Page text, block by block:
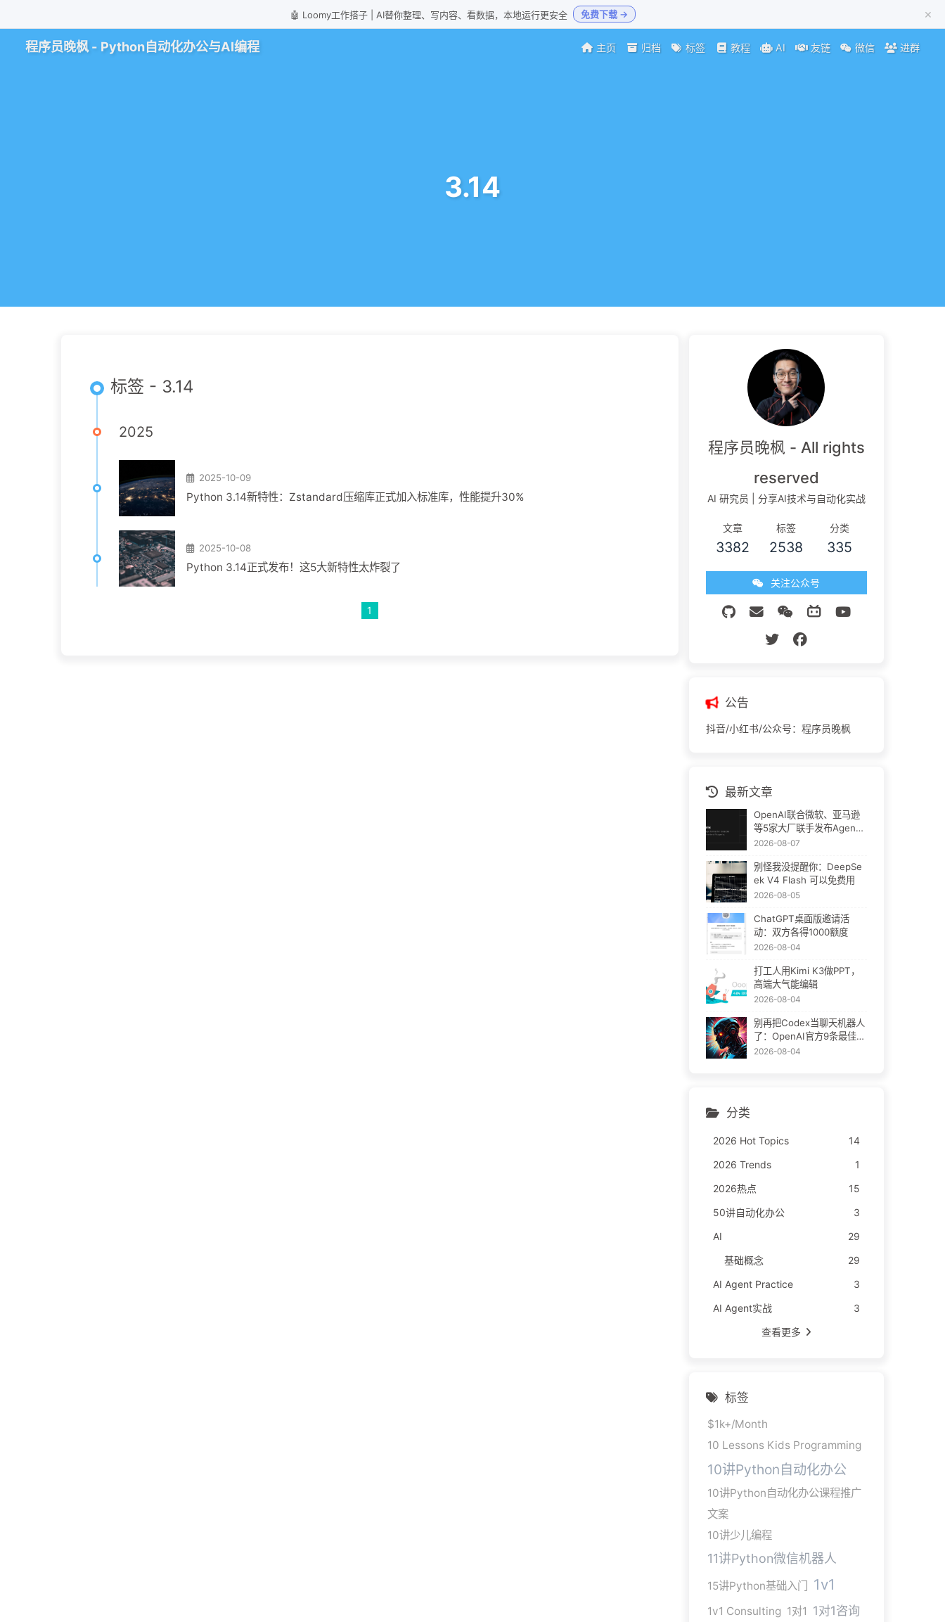
🤖 Loomy工作搭子 | AI替你整理、写内容、看数据，本地运行更安全 免费下载 → ×
程序员晚枫 - Python自动化办公与AI编程 主页 归档 标签 教程 AI 友链 微信 进群
3.14
标签 - 3.14
2025
2025-10-09
Python 3.14新特性：Zstandard压缩库正式加入标准库，性能提升30%
2025-10-08
Python 3.14正式发布！这5大新特性太炸裂了
1
程序员晚枫 - All rights
reserved
AI 研究员 | 分享AI技术与自动化实战
文章
3382
标签
2538
分类
335
关注公众号
公告
抖音/小红书/公众号：程序员晚枫
最新文章
OpenAI联合微软、亚马逊
等5家大厂联手发布Agent
Plugins：AI插件终于要统
2026-08-07
别怪我没提醒你：DeepSe
ek V4 Flash 可以免费用
2026-08-05
ChatGPT桌面版邀请活
动：双方各得1000额度
2026-08-04
打工人用Kimi K3做PPT，
高端大气能编辑
2026-08-04
别再把Codex当聊天机器人
了：OpenAI官方9条最佳实
践
2026-08-04
分类
2026 Hot Topics
14
2026 Trends
1
2026热点
15
50讲自动化办公
3
AI
29
基础概念
29
AI Agent Practice
3
AI Agent实战
3
查看更多
标签
$1k+/Month
10 Lessons Kids Programming
10讲Python自动化办公
10讲Python自动化办公课程推广
文案
10讲少儿编程
11讲Python微信机器人
15讲Python基础入门 1v1
1v1 Consulting 1对1 1对1咨询